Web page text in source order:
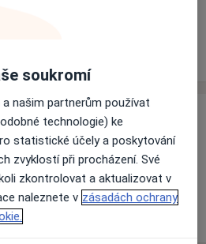
a cenách nejsou k dispozici
nepřidával žádné informace o
službách.
soukromí
našim partnerům používat
technologie) ke
statistické účely a poskytování
zvyklostí při procházení. Své
zkontrolovat a aktualizovat v
naleznete v zásadách ochrany